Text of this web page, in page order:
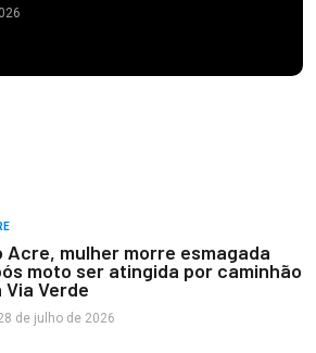
Acre, mulher morre esmagada
moto ser atingida por caminhão
Via Verde
de julho de 2026